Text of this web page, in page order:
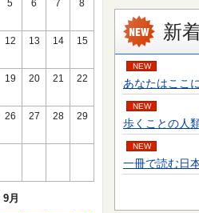
5 6 7 8
12 13 14 15
19 20 21 22
26 27 28 29
9月
新
NEW
あなたはここ
NEW
歩くことの人
NEW
一冊で読む日